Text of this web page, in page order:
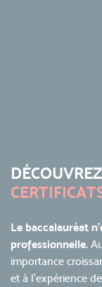
Le baccalauréat
professionnelle.
importance
et à l'expérience